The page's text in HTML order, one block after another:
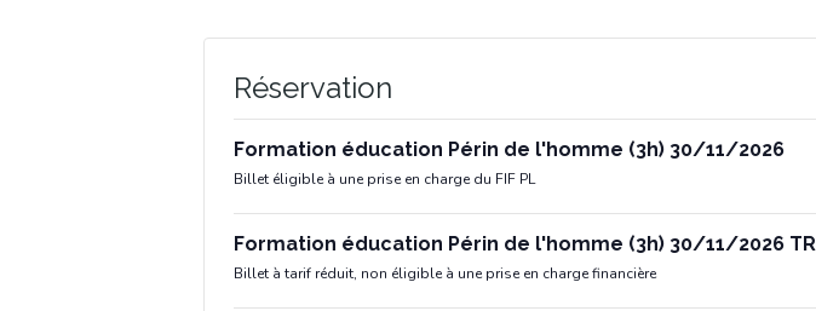
Réservation
Formation éducation Périn de l'homme (3h) 30/11/2026
Billet éligible à une prise en charge du FIF PL
Formation éducation Périn de l'homme (3h) 30/11/2026 TR
Billet à tarif réduit, non éligible à une prise en charge financière